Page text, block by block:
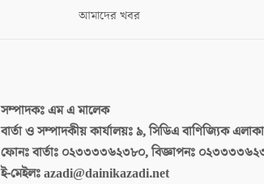
আমাদের খবর
সম্পাদকঃএম এ মালেক
বার্তা ও সম্পাদকীয় কার্যালয়ঃ৯, সিডিএ বাণিজ্যিক
ফোনঃ বার্তাঃ ০২৩৩৩৩৬২৩৮০, বিজ্ঞাপনঃ
ই-মেইলঃazadi@dainikazadi.net